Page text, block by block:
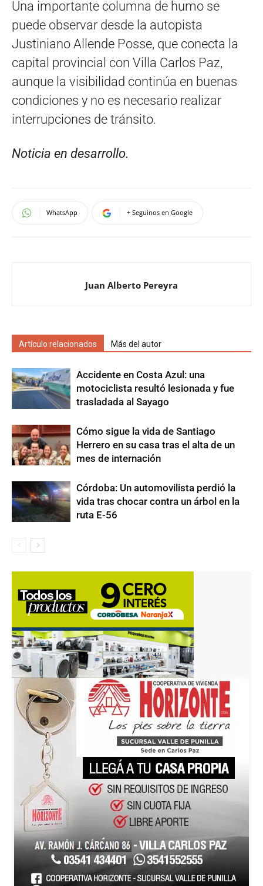
Una importante columna de humo se
puede observar desde la autopista
Justiniano Allende Posse, que conecta la
capital provincial con Villa Carlos Paz,
aunque la visibilidad continúa en buenas
condiciones y no es necesario realizar
interrupciones de tránsito.
Noticia en desarrollo.
WhatsApp + Seguinos en Google
Juan Alberto Pereyra
Artículo relacionados Más del autor
Accidente en Costa Azul: una
motociclista resultó lesionada y fue
trasladada al Sayago
Cómo sigue la vida de Santiago
Herrero en su casa tras el alta de un
mes de internación
Córdoba: Un automovilista perdió la
vida tras chocar contra un árbol en la
ruta E-56